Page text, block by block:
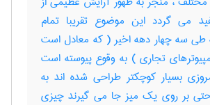
می گردد این موضوع تقریبا تمام
طی سه چهار دهه اخیر ( که معادل است
تجاری ) به وقوع پیوسته است
بسیار کوچکتر طراحی شده اند به
بر روی یک میز جا می گیرند چیزی